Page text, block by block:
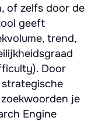
of zelfs door de
geeft
trend,
Door
je
Engine